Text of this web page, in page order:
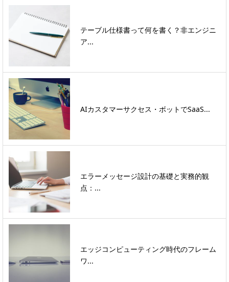
テーブル仕様書って何を書く？非エンジニ
ア...
AIカスタマーサクセス・ボットでSaaS...
エラーメッセージ設計の基礎と実務的観
点：...
エッジコンピューティング時代のフレーム
ワ...